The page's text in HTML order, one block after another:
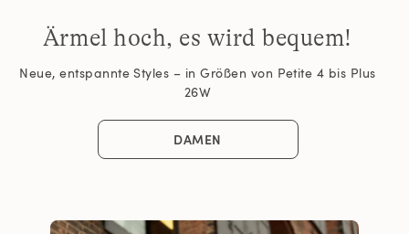
Ärmel hoch, es wird bequem!
Neue, entspannte Styles – in Größen von Petite 4 bis Plus
26W
DAMEN